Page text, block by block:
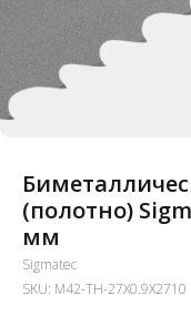
(полотно)
мм
Sigmatec
SKU: M42-TH-27X0.9X2710